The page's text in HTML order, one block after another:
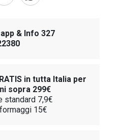
& Info 327
in tutta Italia per
sopra 299€
standard 7,9€
15€